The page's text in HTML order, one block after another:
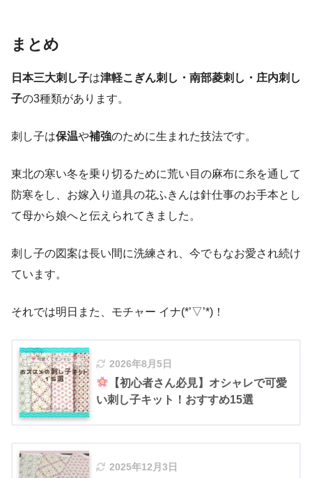
まとめ
日本三大刺し子は津軽こぎん刺し・南部菱刺し・庄内刺し
子の3種類があります。
刺し子は保温や補強のために生まれた技法です。
東北の寒い冬を乗り切るために荒い目の麻布に糸を通して
防寒をし、お嫁入り道具の花ふきんは針仕事のお手本とし
て母から娘へと伝えられてきました。
刺し子の図案は長い間に洗練され、今でもなお愛され続け
ています。
それでは明日また、モチャー イナ(*’▽’*)！
2026年8月5日
【初心者さん必見】オシャレで可愛
い刺し子キット！おすすめ15選
2025年12月3日